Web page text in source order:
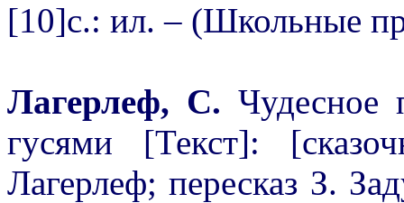
[10]с.: ил. – (Школьные
Лагерлеф, С. Чудесное
гусями [Текст]:
Лагерлеф; пересказ З.